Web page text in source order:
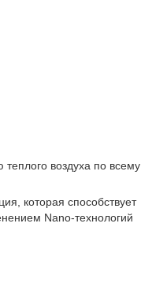
воздуха по всему
которая способствует
Nano-технологий